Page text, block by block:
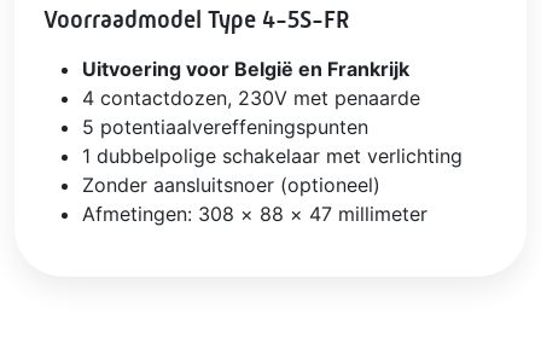
Voorraadmodel Type 4-5S-FR
Uitvoering voor België en Frankrijk
4 contactdozen, 230V met penaarde
5 potentiaalvereffeningspunten
1 dubbelpolige schakelaar met verlichting
Zonder aansluitsnoer (optioneel)
Afmetingen: 308 × 88 × 47 millimeter